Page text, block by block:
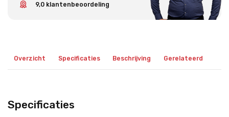
9,0 klantenbeoordeling
Overzicht Specificaties Beschrijving Gerelateerd
Specificaties